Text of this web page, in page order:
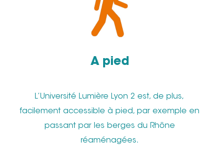
A pied
L’Université Lumière Lyon 2 est, de plus,
facilement accessible à pied, par exemple en
passant par les berges du Rhône
réaménagées.